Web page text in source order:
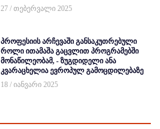
27 / თებერვალი 2025
პროფესიის არჩევაში განსაკუთრებული
როლი ითამაშა გაცვლით პროგრამებში
მონაწილეობამ, - ზუგდიდელი ანა
კვარაცხელია ევროპულ გამოცდილებაზე
18 / იანვარი 2025